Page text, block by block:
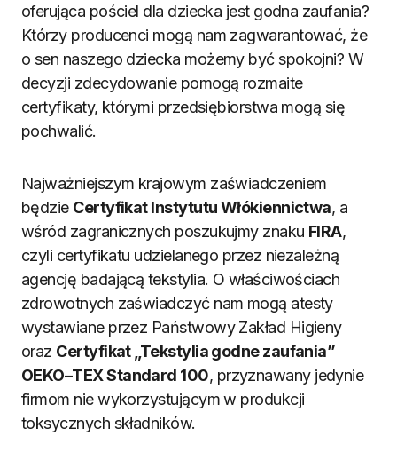
oferująca pościel dla dziecka jest godna zaufania?
Którzy producenci mogą nam zagwarantować, że
o sen naszego dziecka możemy być spokojni? W
decyzji zdecydowanie pomogą rozmaite
certyfikaty, którymi przedsiębiorstwa mogą się
pochwalić.
Najważniejszym krajowym zaświadczeniem
będzie Certyfikat Instytutu Włókiennictwa, a
wśród zagranicznych poszukujmy znaku FIRA,
czyli certyfikatu udzielanego przez niezależną
agencję badającą tekstylia. O właściwościach
zdrowotnych zaświadczyć nam mogą atesty
wystawiane przez Państwowy Zakład Higieny
oraz Certyfikat „Tekstylia godne zaufania”
OEKO–TEX Standard 100, przyznawany jedynie
firmom nie wykorzystującym w produkcji
toksycznych składników.